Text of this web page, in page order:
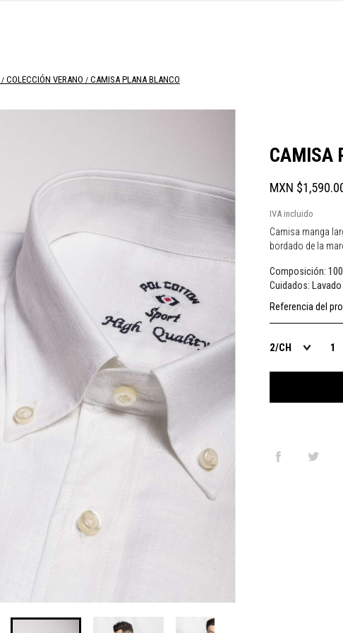
COLECCIÓN VERANO CAMISA PLANA BLANCO
CAMISA
MXN
IVA incluido
Camisa manga
bordado de la
Composición:
Cuidados:
Referencia del